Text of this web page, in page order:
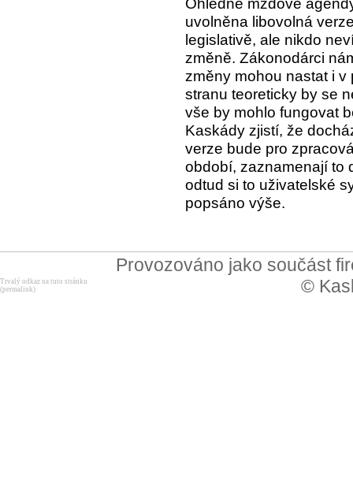
Ohledně mzdové
uvolněna libovolná
legislativě, ale nikdo
změně. Zákonodárci
změny mohou nastat i
stranu teoreticky by se
vše by mohlo fungovat
Kaskády zjistí, že
verze bude pro
období, zaznamenají to
odtud si to uživatelské
popsáno výše.
Provozováno jako součást
©
Trvalý odkaz na tuto stránku
(permalink)